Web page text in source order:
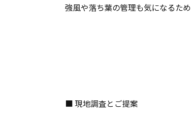
強風や落ち葉の管理も気になるた
■ 現地調査とご提案